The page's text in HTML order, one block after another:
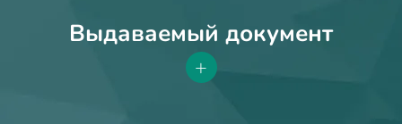
Выдаваемый документ
+